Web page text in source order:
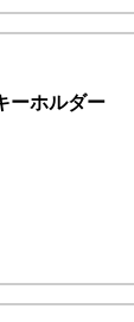
ーホルダー